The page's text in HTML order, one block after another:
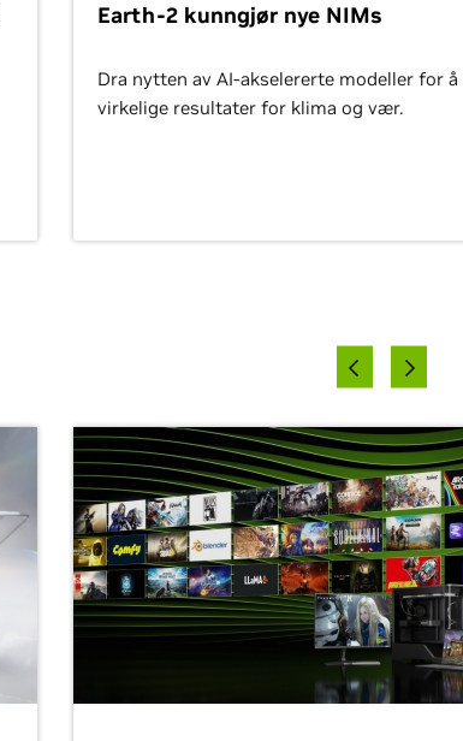
Earth-2 kunngjør nye NIMs
Dra nytten av AI-akselererte modeller for
virkelige resultater for klima og vær.